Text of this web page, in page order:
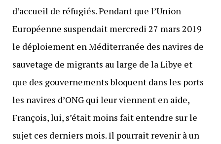
d’accueil de réfugiés. Pendant que l’Union
Européenne suspendait mercredi 27 mars 2019
le déploiement en Méditerranée des navires de
sauvetage de migrants au large de la Libye et
que des gouvernements bloquent dans les ports
les navires d’ONG qui leur viennent en aide,
François, lui, s’était moins fait entendre sur le
sujet ces derniers mois. Il pourrait revenir à un